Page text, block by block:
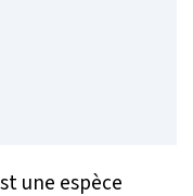
une espèce